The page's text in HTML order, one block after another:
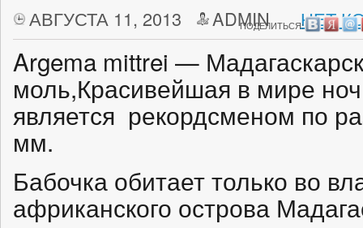
АВГУСТА 11, 2013 ADMIN НЕТ
ПОДЕЛИТЬСЯ:
Argema mittrei —
моль,Красивейшая в мире
является рекордсменом по
мм.
Бабочка обитает только во
африканского острова